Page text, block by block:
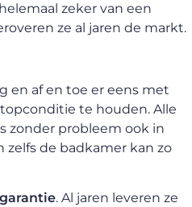
zeker van een
ze al jaren de markt.
en af en toe er eens met
te houden. Alle
zonder probleem ook in
de badkamer kan zo
. Al jaren leveren ze